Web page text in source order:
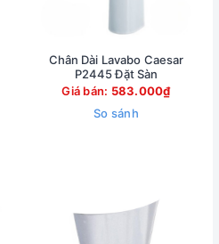
Chân Dài Lavabo Caesar
P2445 Đặt Sàn
Giá bán: 583.000₫
So sánh